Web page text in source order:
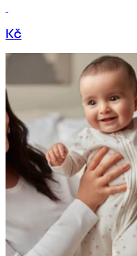
Kč